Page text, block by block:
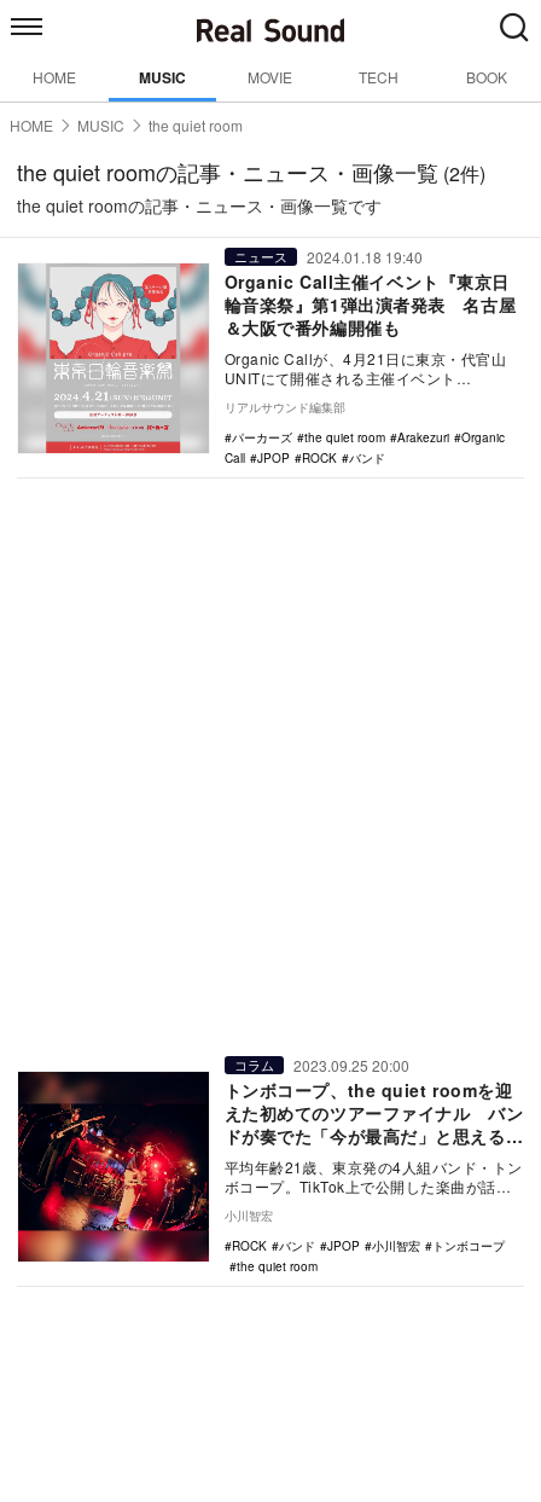
HOME MUSIC MOVIE TECH BOOK
HOME MUSIC the quiet room
the quiet roomの記事・ニュース・画像一覧 (2件)
the quiet roomの記事・ニュース・画像一覧です
ニュース 2024.01.18 19:40
Organic Call主催イベント『東京日
輪音楽祭』第1弾出演者発表 名古屋
＆大阪で番外編開催も
Organic Callが、4月21日に東京・代官山
UNITにて開催される主催イベント
『Organic Call pre. 東京…
リアルサウンド編集部
パーカーズ
the quiet room Arakezuri
Organic
Call
JPOP ROCK バンド
コラム 2023.09.25 20:00
トンボコープ、the quiet roomを迎
えた初めてのツアーファイナル バン
ドが奏でた「今が最高だ」と思える現
在と未来への予感
平均年齢21歳、東京発の4人組バンド・トン
ボコープ。TikTok上で公開した楽曲が話題
となり、その後さまざまなアーティストを
差し…
小川智宏
ROCK
バンド JPOP 小川智宏
トンボコープ
the quiet room